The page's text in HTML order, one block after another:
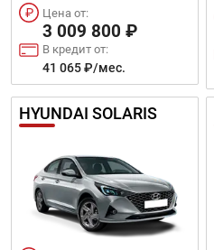
Цена от:
3 009 800 ₽
В кредит от:
41 065 ₽/мес.
HYUNDAI SOLARIS